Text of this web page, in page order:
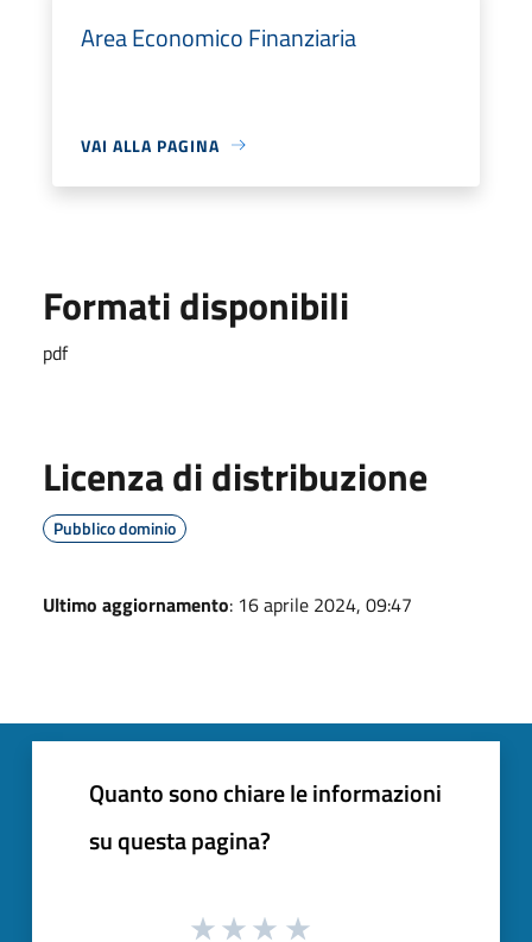
Area Economico Finanziaria
VAI ALLA PAGINA
Formati disponibili
pdf
Licenza di distribuzione
Pubblico dominio
Ultimo aggiornamento: 16 aprile 2024, 09:47
Quanto sono chiare le informazioni
su questa pagina?